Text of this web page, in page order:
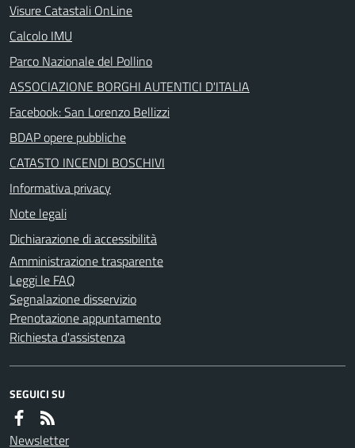
Visure Catastali OnLine
Calcolo IMU
Parco Nazionale del Pollino
ASSOCIAZIONE BORGHI AUTENTICI D'ITALIA
Facebook: San Lorenzo Bellizzi
BDAP opere pubbliche
CATASTO INCENDI BOSCHIVI
Informativa privacy
Note legali
Dichiarazione di accessibilità
Amministrazione trasparente
Leggi le FAQ
Segnalazione disservizio
Prenotazione appuntamento
Richiesta d'assistenza
SEGUICI SU
Newsletter